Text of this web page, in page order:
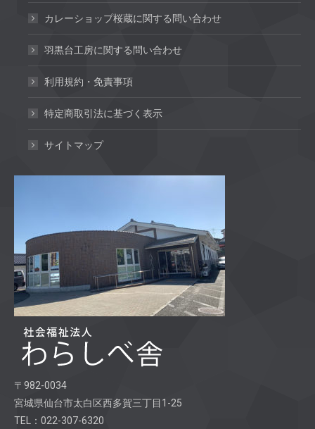
カレーショップ桜蔵に関する問い合わせ
羽黒台工房に関する問い合わせ
利用規約・免責事項
特定商取引法に基づく表示
サイトマップ
〒982-0034
宮城県仙台市太白区西多賀三丁目1-25
TEL：022-307-6320